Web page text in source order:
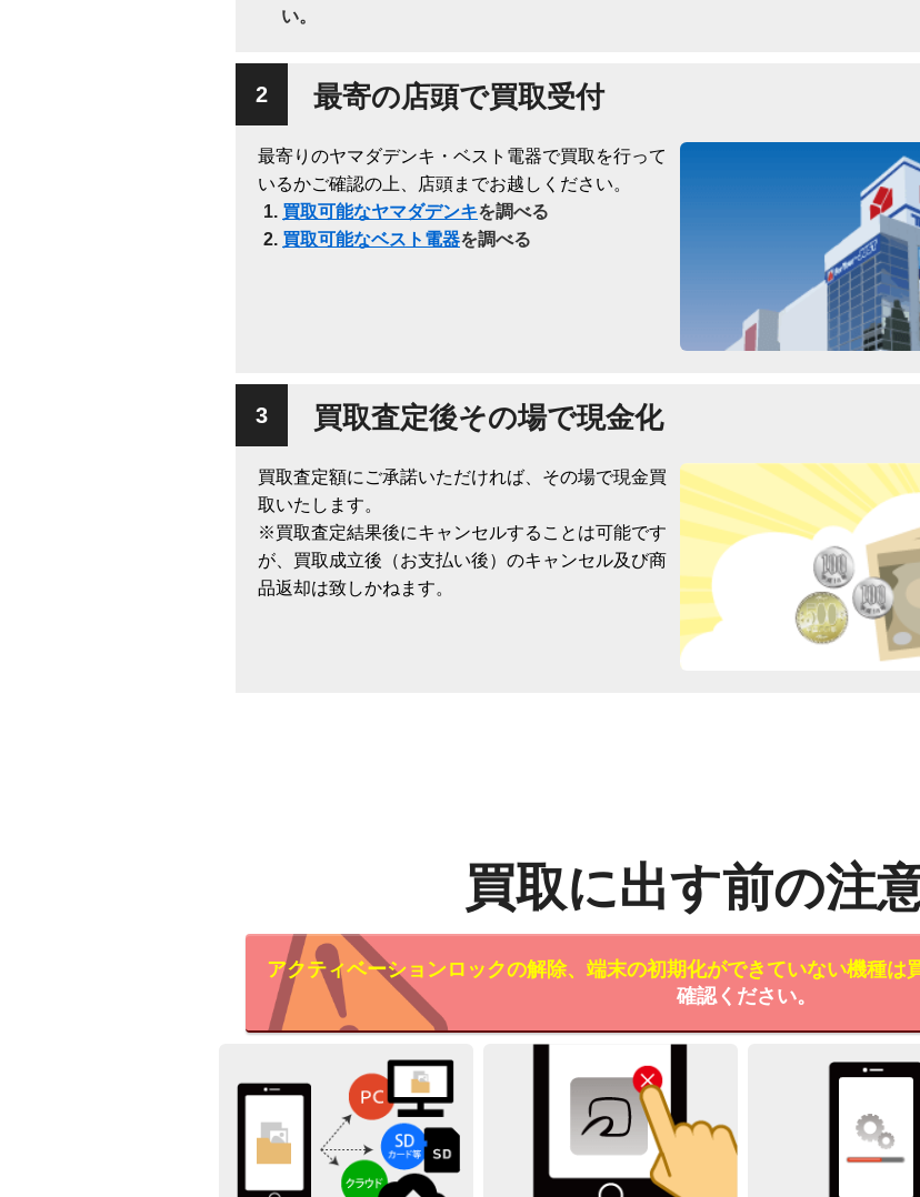
い。
最寄の店頭で買取受付
最寄りのヤマダデンキ・ベスト電器で買取を行って
いるかご確認の上、店頭までお越しください。
買取可能なヤマダデンキを調べる
買取可能なベスト電器を調べる
買取査定後その場で現金化
買取査定額にご承諾いただければ、その場で現金買
取いたします。
※買取査定結果後にキャンセルすることは可能です
が、買取成立後（お支払い後）のキャンセル及び商
品返却は致しかねます。
買取に出す前の注
アクティベーションロックの解除、端末の初期化ができていない機種は
確認ください。